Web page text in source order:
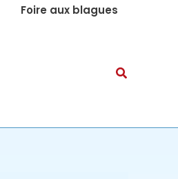
Foire aux blagues